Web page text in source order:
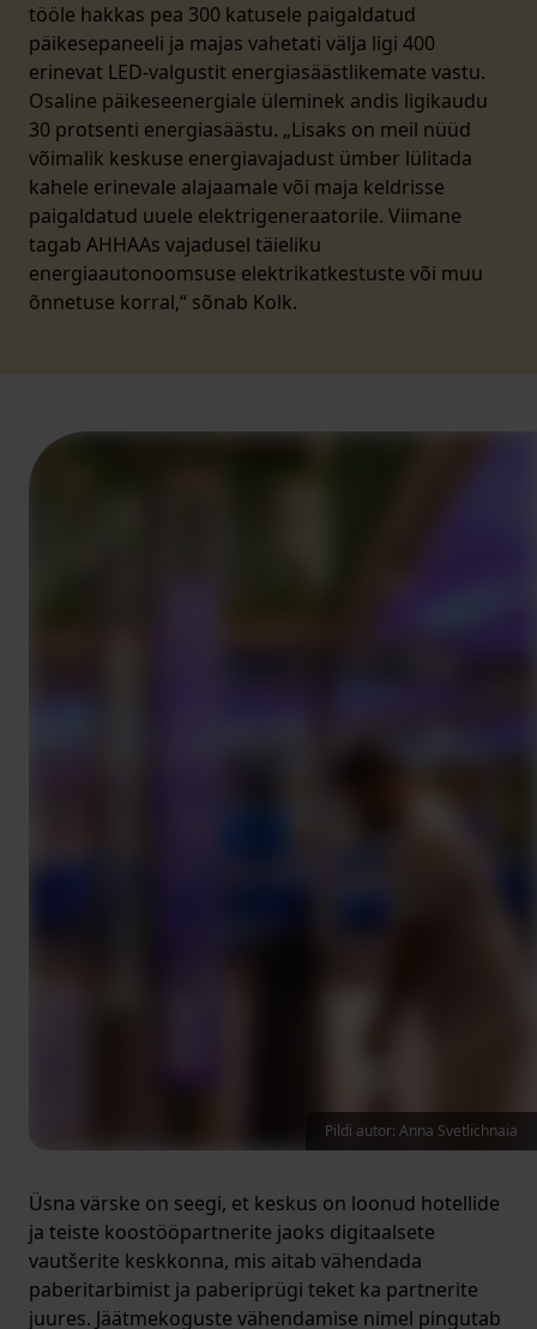
tööle hakkas pea 300 katusele paigaldatud
päikesepaneeli ja majas vahetati välja ligi 400
erinevat LED-valgustit energiasäästlikemate vastu.
Osaline päikeseenergiale üleminek andis ligikaudu
30 protsenti energiasäästu. „Lisaks on meil nüüd
võimalik keskuse energiavajadust ümber lülitada
kahele erinevale alajaamale või maja keldrisse
paigaldatud uuele elektrigeneraatorile. Viimane
tagab AHHAAs vajadusel täieliku
energiaautonoomsuse elektrikatkestuste või muu
õnnetuse korral,“ sõnab Kolk.
Üsna värske on seegi, et keskus on loonud hotellide
ja teiste koostööpartnerite jaoks digitaalsete
vautšerite keskkonna, mis aitab vähendada
paberitarbimist ja paberiprügi teket ka partnerite
juures. Jäätmekoguste vähendamise nimel pingutab
Pildi autor: Anna Svetlichnaia